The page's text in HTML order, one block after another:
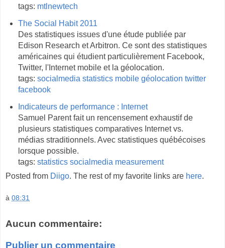
tags: mtlnewtech
The Social Habit 2011
Des statistiques issues d'une étude publiée par
Edison Research et Arbitron. Ce sont des statistiques
américaines qui étudient particulièrement Facebook,
Twitter, l'Internet mobile et la géolocation.
tags: socialmedia statistics mobile géolocation twitter
facebook
Indicateurs de performance : Internet
Samuel Parent fait un rencensement exhaustif de
plusieurs statistiques comparatives Internet vs.
médias straditionnels. Avec statistiques québécoises
lorsque possible.
tags: statistics socialmedia measurement
Posted from Diigo. The rest of my favorite links are here.
à 08:31
Aucun commentaire:
Publier un commentaire